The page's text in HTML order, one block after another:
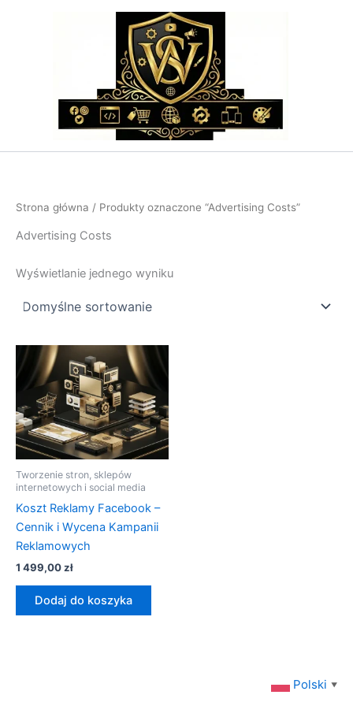
Strona główna / Produkty oznaczone “Advertising Costs”
Advertising Costs
Wyświetlanie jednego wyniku
Tworzenie stron, sklepów
internetowych i social media
Koszt Reklamy Facebook –
Cennik i Wycena Kampanii
Reklamowych
1 499,00zł
Dodaj do koszyka
Polski ▼